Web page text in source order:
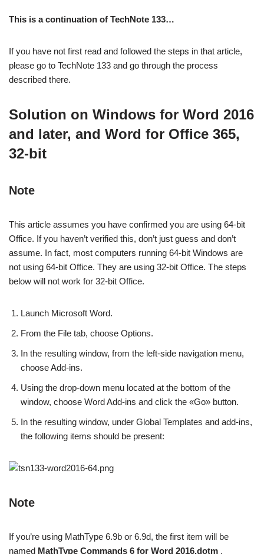
This is a continuation of TechNote 133…
If you have not first read and followed the steps in that article,
please go to TechNote 133 and go through the process
described there.
Solution on Windows for Word 2016
and later, and Word for Office 365,
32-bit
Note
This article assumes you have confirmed you are using 64-bit
Office. If you haven’t verified this, don’t just guess and don’t
assume. In fact, most computers running 64-bit Windows are
not using 64-bit Office. They are using 32-bit Office. The steps
below will not work for 32-bit Office.
Launch Microsoft Word.
From the File tab, choose Options.
In the resulting window, from the left-side navigation menu,
choose Add-ins.
Using the drop-down menu located at the bottom of the
window, choose Word Add-ins and click the «Go» button.
In the resulting window, under Global Templates and add-ins,
the following items should be present:
Note
If you’re using MathType 6.9b or 6.9d, the first item will be
named MathType Commands 6 for Word 2016.dotm .